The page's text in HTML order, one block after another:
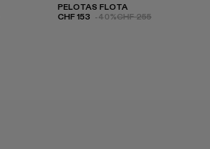
PELOTAS FLOTA
CHF 153 -40%CHF 255